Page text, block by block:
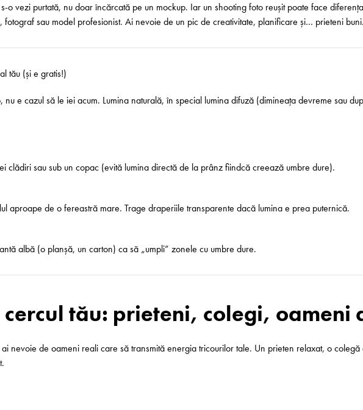
o vezi purtată, nu doar încărcată pe un mockup. Iar un shooting foto reușit poate face
fotograf sau model profesionist. Ai nevoie de un pic de creativitate, planificare și… prieteni buni.
tău (și e gratis!)
nu e cazul să le iei acum. Lumina naturală, în special lumina difuză (dimineața devreme sau
clădiri sau sub un copac (evită lumina directă de la prânz fiindcă creează umbre dure).
aproape de o fereastră mare. Trage draperiile transparente dacă lumina e prea puternică.
albă (o planșă, un carton) ca să „umpli” zonele cu umbre dure.
tău: prieteni, colegi, oameni
nevoie de oameni reali care să transmită energia tricourilor tale. Un prieten relaxat, o